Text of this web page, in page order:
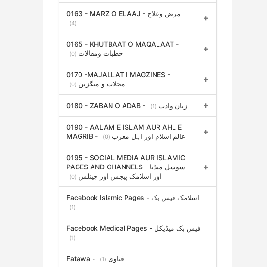
0163 - MARZ O ELAAJ - مرض وعلاج
(4)
0165 - KHUTBAAT O MAQALAAT -
خطبات ومقالات (0)
0170 -MAJALLAT I MAGZINES -
مجلات و میگزین (0)
0180 - ZABAN O ADAB - زبان وادب (1)
0190 - AALAM E ISLAM AUR AHL E
MAGRIB - عالم اسلام اور اہل مغرب (0)
0195 - SOCIAL MEDIA AUR ISLAMIC
PAGES AND CHANNELS - سوشل میڈیا
اور اسلامک پیجس اور چینلس (0)
Facebook Islamic Pages - اسلامک فیس بک
(1)
Facebook Medical Pages - فیس بک میڈیکل
(1)
Fatawa - فتاوی (1)